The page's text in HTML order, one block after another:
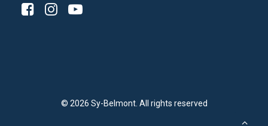
© 2026 Sy-Belmont. All rights reserved